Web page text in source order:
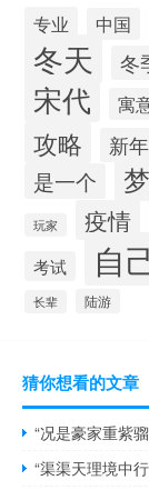
专业 中国
冬天 冬
宋代 寓
攻略 新年
是一个
玩家 疫情
考试 自
长辈 陆游
猜你想看的文章
“况是豪家重紫
“渠渠天理境中